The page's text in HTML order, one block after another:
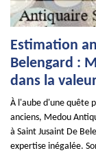
Estimation
Belengard :
dans la
À l'aube d'une quête
anciens, Medou
à Saint Jusaint De
expertise inégalée.